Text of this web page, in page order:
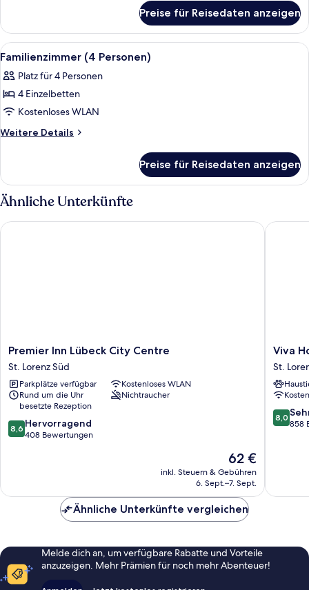
Preise für Reisedaten anzeigen
Alle
Fotos
für
Familienzimmer
(4
Personen)
Ein Hotelzimmer mit zwei
5
Familienzimmer (4 Personen)
Platz für 4 Personen
4 Einzelbetten
Kostenloses WLAN
Weitere Details
Weitere
(4
Personen)
Preise für Reisedaten anzeigen
Ähnliche Unterkünfte
Premier
Inn
Lübeck
City
Centre
Lorenz
Süd
Premier Inn Lübeck City Centre
St. Lorenz Süd
Parkplätze verfügbar
Kostenloses WLAN
Rund um die Uhr
besetzte Rezeption
Nichtraucher
8.6
von
8,6 Hervorragend
408 Bewertungen
Der
Preis
beträgt
62 €
inkl. Steuern & Gebühren
6. Sept.–7. Sept.
Premier Inn Lübeck City Centre
Viva
Hotel
Lübeck
St.
Lorenz
Nord
Viva
St.
8.0
von
8,0
858
Viva
Ähnliche Unterkünfte vergleichen
Melde dich an, um verfügbare Rabatte und Vorteile
anzuzeigen. Mehr Prämien für noch mehr Abenteuer!